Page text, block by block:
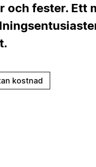
och fester. Ett
kostnad